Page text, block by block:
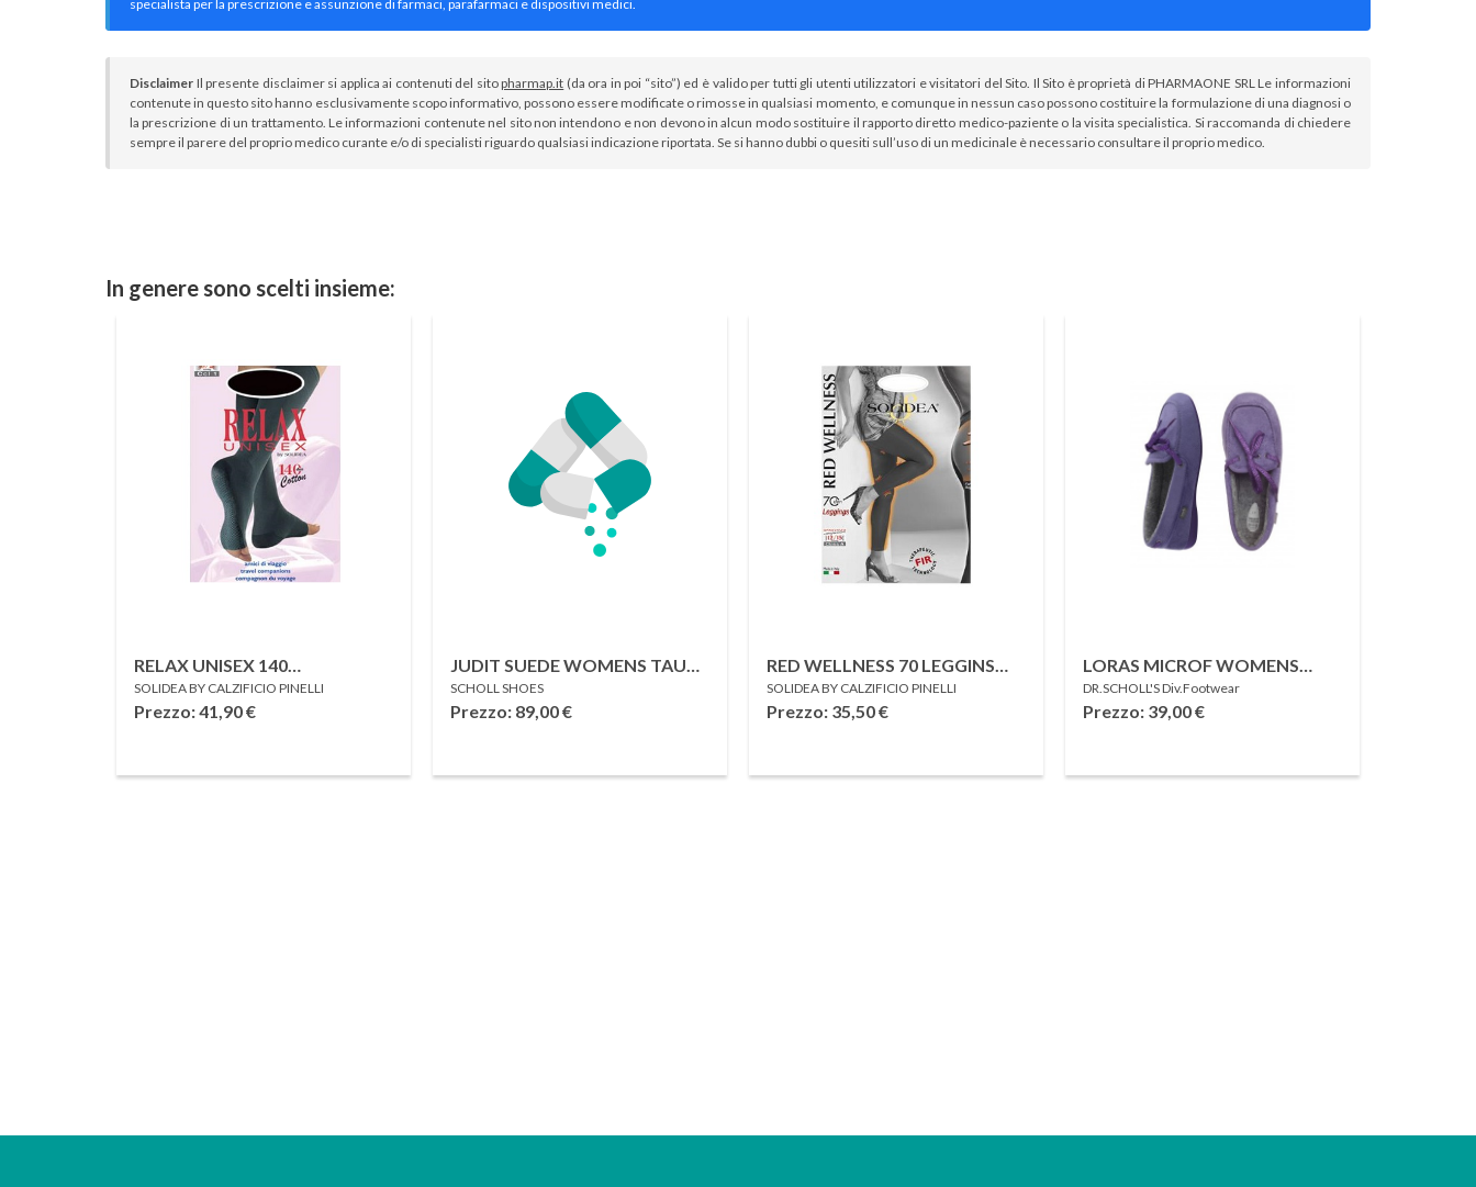
specialista per la prescrizione e assunzione di farmaci, parafarmaci e dispositivi medici.
Disclaimer Il presente disclaimer si applica ai contenuti del sitopharmap.it (da ora in poi “sito”) ed è valido per tutti gli utenti utilizzatori e visitatori del Sito. Il Sito è proprietà di PHARMAONE SRL Le informazioni
contenute in questo sito hanno esclusivamente scopo informativo, possono essere modificate o rimosse in qualsiasi momento, e comunque in nessun caso possono costituire la formulazione di una diagnosi o
la prescrizione di un trattamento. Le informazioni contenute nel sito non intendono e non devono in alcun modo sostituire il rapporto diretto medico-paziente o la visita specialistica. Si raccomanda di chiedere
sempre il parere del proprio medico curante e/o di specialisti riguardo qualsiasi indicazione riportata. Se si hanno dubbi o quesiti sull’uso di un medicinale è necessario consultare il proprio medico.
In genere sono scelti insieme:
RELAX UNISEX 140
GAMBALETTO COTTON
PUNTA APERTA NATUR 1 S
SOLIDEA BY CALZIFICIO PINELLI
Prezzo: 41,90€
JUDIT SUEDE WOMENS TAUPE
36
SCHOLL SHOES
Prezzo: 89,00€
RED WELLNESS 70 LEGGINS
NERO 1S
SOLIDEA BY CALZIFICIO PINELLI
Prezzo: 35,50€
LORAS MICROF WOMENS
LILAC 40
DR.SCHOLL'S Div.Footwear
Prezzo: 39,00€